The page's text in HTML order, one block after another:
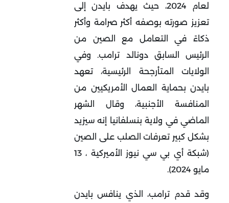
لعام 2024، حيث يهدف بايدن إلى
تعزيز صورته بوصفه أكثر صرامة وأكثر
ذكاءً في التعامل مع الصين من
الرئيس السابق دونالد ترامب. وفي
الولايات المتأرجحة الرئيسية، تعهد
بايدن بحماية العمال الأمريكيين من
المنافسة الأجنبية، وقال الشهر
الماضي في ولاية بنسلفانيا إنه سيزيد
بشكل كبير تعرفات الصلب على الصين
(شبكة أي بي سي نيوز الأميركية ، 13
مايو 2024).
وقد قدم ترامب، الذي ينافس بايدن